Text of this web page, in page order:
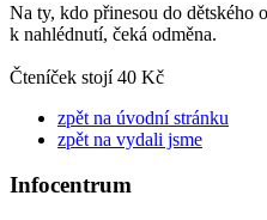
Na ty, kdo přinesou do dětského
k nahlédnutí, čeká odměna.
Čteníček stojí 40 Kč
zpět na úvodní stránku
zpět na vydali jsme
Infocentrum